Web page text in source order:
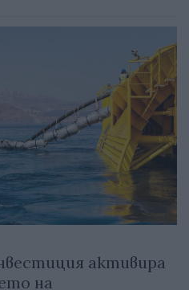
активира
на